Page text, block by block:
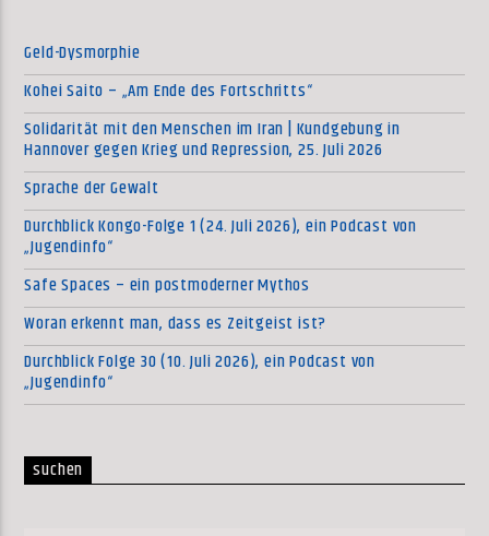
Geld-Dysmorphie
Kohei Saito – „Am Ende des Fortschritts“
Solidarität mit den Menschen im Iran | Kundgebung in
Hannover gegen Krieg und Repression, 25. Juli 2026
Sprache der Gewalt
Durchblick Kongo-Folge 1 (24. Juli 2026), ein Podcast von
„Jugendinfo“
Safe Spaces – ein postmoderner Mythos
Woran erkennt man, dass es Zeitgeist ist?
Durchblick Folge 30 (10. Juli 2026), ein Podcast von
„Jugendinfo“
suchen